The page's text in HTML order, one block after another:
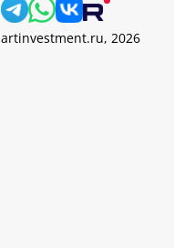
artinvestment.ru, 2026